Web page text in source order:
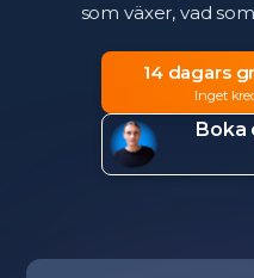
som växer, vad
14 dagars
Inget
Boka